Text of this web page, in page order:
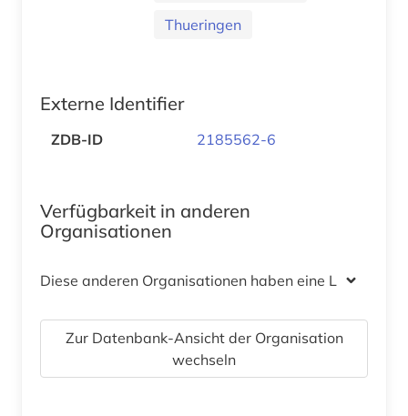
Thueringen
Externe Identifier
ZDB-ID 2185562-6
Verfügbarkeit in anderen
Organisationen
Diese anderen Organisationen haben eine Lizenz
Zur Datenbank-Ansicht der Organisation
wechseln